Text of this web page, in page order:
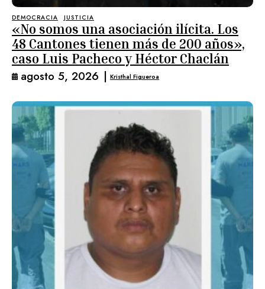
DEMOCRACIA JUSTICIA
«No somos una asociación ilícita. Los
48 Cantones tienen más de 200 años»,
caso Luis Pacheco y Héctor Chaclán
agosto 5, 2026 | Kristhal Figueroa